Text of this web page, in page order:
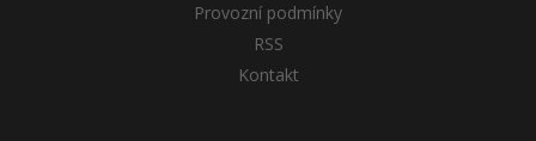
Provozní podmínky
RSS
Kontakt